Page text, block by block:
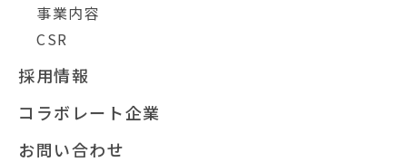
事業内容
CSR
採用情報
コラボレート企業
お問い合わせ